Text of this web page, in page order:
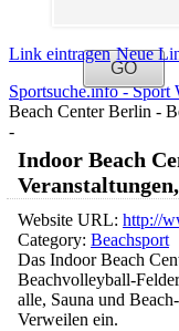
Link eintragen Neue
Sportsuche.info - Sport
Beach Center Berlin -
-
Indoor Beach
Website URL: http://
Category: Beachsport
Das Indoor Beach
Beachvolleyball-
alle, Sauna und
Verweilen ein.